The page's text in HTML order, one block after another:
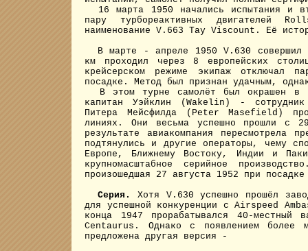
16 марта 1950 начались испытания и
пару турбореактивных двигателей
наименование V.663 Tay Viscount. Её
В марте - апреле 1950 V.630 совершил
км проходил через 8 европейских
крейсерском режиме экипаж отключал
посадке. Метод был признан удачным,
В этом турне самолёт был окрашен в
капитан Уэйклин (Wakelin) -
Питера Мейсфилда (Peter Masefield)
линиях. Они весьма успешно прошли с
результате авиакомпания пересмотрела
подтянулись и другие операторы, чему
Европе, Ближнему Востоку, Индии и
крупномасштабное серийное
произошедшая 27 августа 1952 при
Серия.Хотя V.630 успешно прошёл
для успешной конкуренции с Airspeed
конца 1947 прорабатывался 40-
Centaurus. Однако с появлением
предложена другая версия -